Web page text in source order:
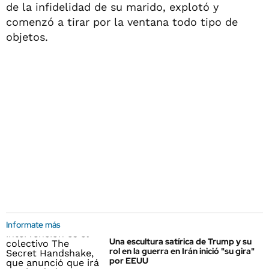
de la infidelidad de su marido, explotó y
comenzó a tirar por la ventana todo tipo de
objetos.
Informate más
Una escultura satírica de Trump y su
rol en la guerra en Irán inició "su gira"
por EEUU